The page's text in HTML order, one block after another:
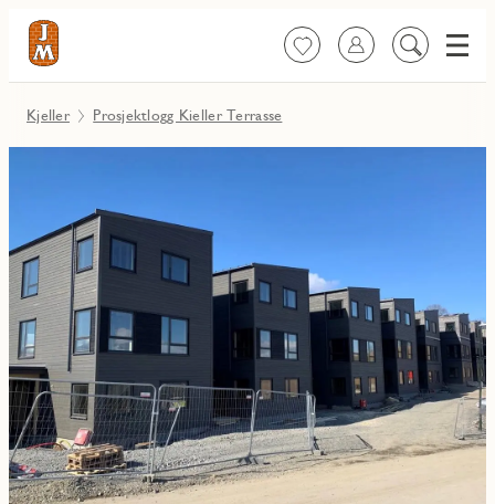
FavoritterLogg inn
Søk
Meny
Kjeller Prosjektlogg Kieller Terrasse